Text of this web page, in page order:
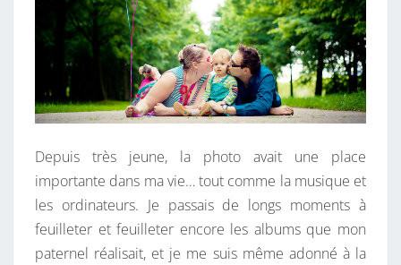
-
E
N
-
C
E
L
Depuis très jeune, la photo avait une place
importante dans ma vie… tout comme la musique et
les ordinateurs. Je passais de longs moments à
feuilleter et feuilleter encore les albums que mon
paternel réalisait, et je me suis même adonné à la